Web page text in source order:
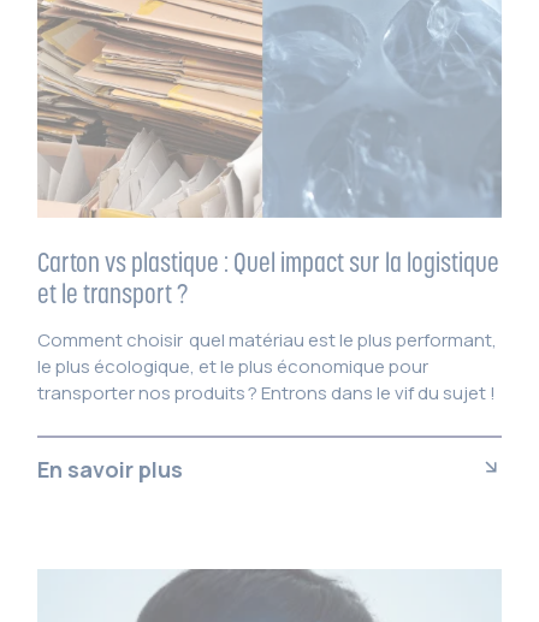
Carton vs plastique : Quel impact sur la logistique
et le transport ?
Comment choisir quel matériau est le plus performant,
le plus écologique, et le plus économique pour
transporter nos produits ? Entrons dans le vif du sujet !
En savoir plus